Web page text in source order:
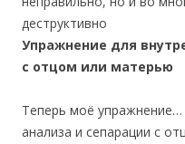
деструктивно
Упражнение для
с отцом или матерью
Теперь моё
анализа и сепарации с